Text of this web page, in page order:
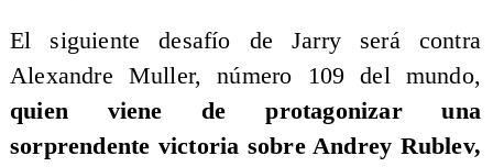
El siguiente desafío de Jarry será contra
Alexandre Muller, número 109 del mundo,
quien viene de protagonizar una
sorprendente victoria sobre Andrey Rublev,